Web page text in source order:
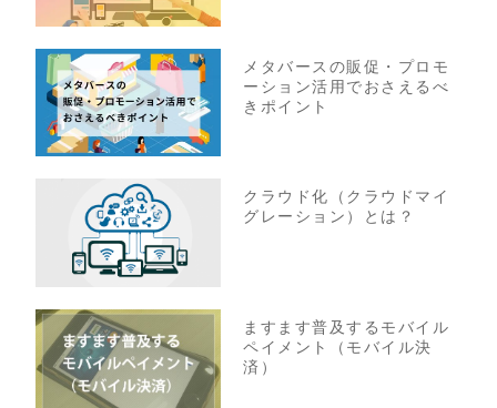
メタバースの販促・プロモ
ーション活用でおさえるべ
きポイント
クラウド化（クラウドマイ
グレーション）とは？
ますます普及するモバイル
ペイメント（モバイル決
済）